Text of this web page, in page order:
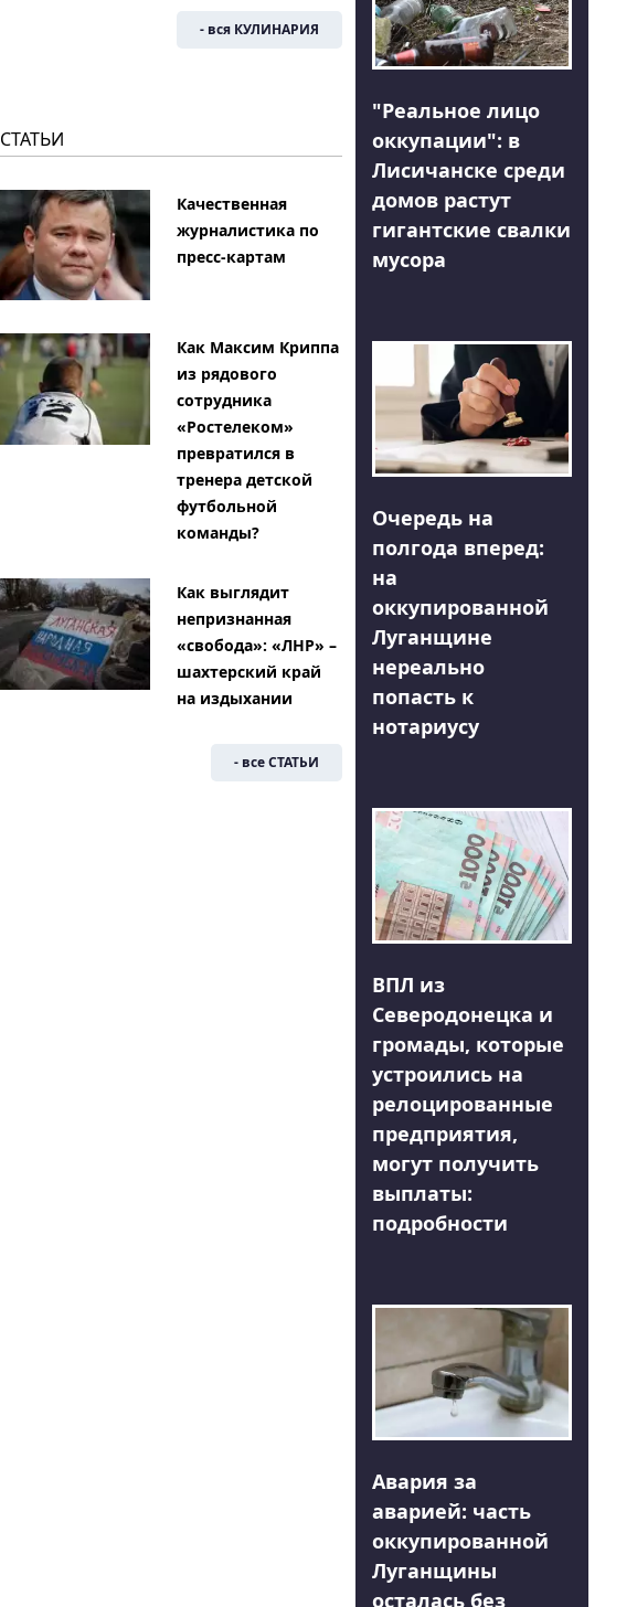
- вся КУЛИНАРИЯ
СТАТЬИ
Качественная
журналистика по
пресс-картам
Как Максим Криппа
из рядового
сотрудника
«Ростелеком»
превратился в
тренера детской
футбольной
команды?
Как выглядит
непризнанная
«свобода»: «ЛНР» –
шахтерский край
на издыхании
- все СТАТЬИ
"Реальное лицо
оккупации": в
Лисичанске среди
домов растут
гигантские свалки
мусора
Очередь на
полгода вперед:
на
оккупированной
Луганщине
нереально
попасть к
нотариусу
ВПЛ из
Северодонецка и
громады, которые
устроились на
релоцированные
предприятия,
могут получить
выплаты:
подробности
Авария за
аварией: часть
оккупированной
Луганщины
осталась без